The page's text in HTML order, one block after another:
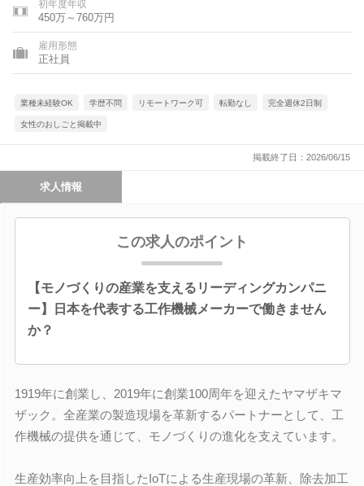
初年度年収
450万～760万円
雇用形態
正社員
業種未経験OK 学歴不問 リモートワーク可 転勤なし 完全週休2日制
女性のおしごと掲載中
掲載終了日：2026/06/15
求人情報
この求人のポイント
【モノづくりの産業を支えるリーディングカンパニ
ー】日本を代表する工作機械メーカーで働きません
か？
1919年に創業し、2019年に創業100周年を迎えたヤマザキマ
ザック。全産業の製造現場を革新するパートナーとして、工
作機械の提供を通じて、モノづくりの進化を支えています。
生産効率向上を目指したIoTによる生産現場の革新、除去加工